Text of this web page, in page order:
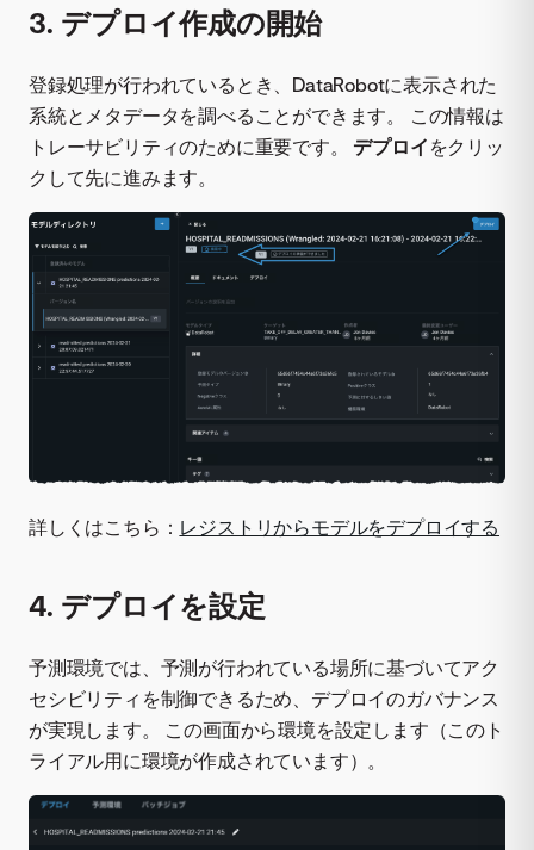
3. デプロイ作成の開始
登録処理が行われているとき、DataRobotに表示された
系統とメタデータを調べることができます。 この情報は
トレーサビリティのために重要です。 デプロイ をクリッ
クして先に進みます。
詳しくはこちら： レジストリからモデルをデプロイする
4. デプロイを設定
予測環境では、予測が行われている場所に基づいてアク
セシビリティを制御できるため、デプロイのガバナンス
が実現します。 この画面から環境を設定します（このト
ライアル用に環境が作成されています）。